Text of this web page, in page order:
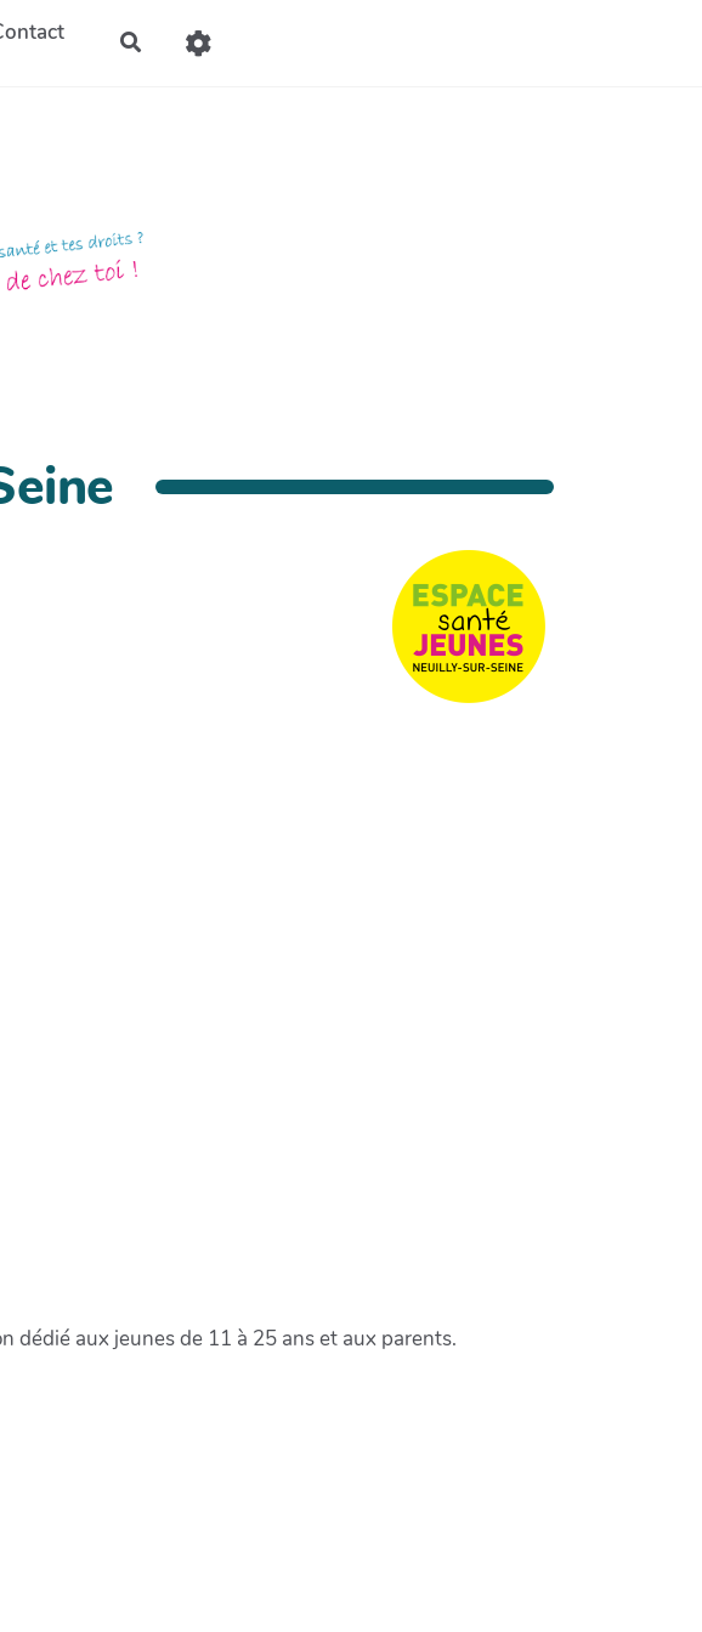
dédié aux jeunes de 11 à 25 ans et aux parents.